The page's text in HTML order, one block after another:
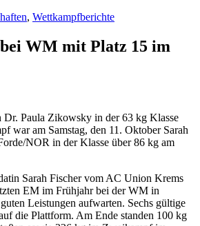
, Wettkampfberichte
WM mit Platz 15 im
Dr. Paula Zikowsky in der 63 kg Klasse
war am Samstag, den 11. Oktober Sarah
NOR in der Klasse über 86 kg am
Sarah Fischer vom AC Union Krems
EM im Frühjahr bei der WM in
Leistungen aufwarten. Sechs gültige
die Plattform. Am Ende standen 100 kg